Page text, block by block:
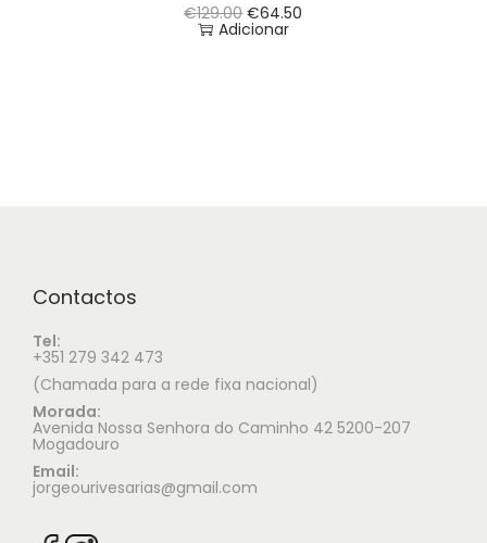
€129.00 €64.50
Adicionar
Contactos
Tel:
+351 279 342 473
(Chamada para a rede fixa nacional)
Morada:
Avenida Nossa Senhora do Caminho 42 5200-207
Mogadouro
Email:
jorgeourivesarias@gmail.com